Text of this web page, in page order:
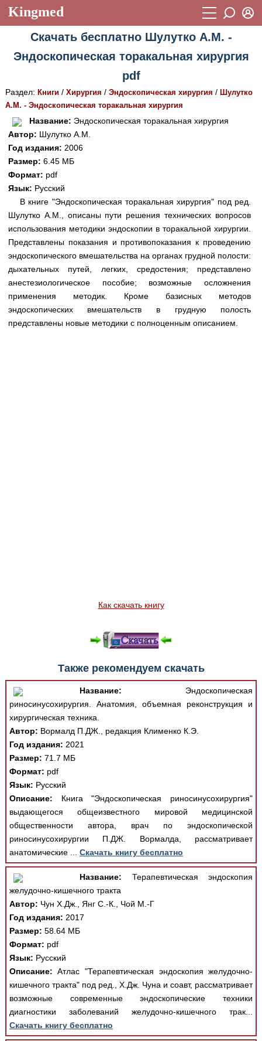
Kingmed
Учебный материал
Видеогалерея 899
Истории болезней 1268
Лекции и презентации
Аккредитационные тесты
Методические рекомендации
Научно-популярное
Статьи
Новости (244)
Медицинская стандартизация
Нормативы экстренной и неотложной помощи
Нормы лабораторных и инструментальных
исследований
Восстановить пароль
Регистрация
Скачать бесплатно Шулутко А.М. -
Эндоскопическая торакальная хирургия
pdf
Раздел: Книги/ Хирургия / Эндоскопическая хирургия / Шулутко
А.М. - Эндоскопическая торакальная хирургия
Название: Эндоскопическая торакальная хирургия
Автор: Шулутко А.М.
Год издания: 2006
Размер: 6.45 МБ
Формат: pdf
Язык: Русский
В книге "Эндоскопическая торакальная хирургия" под ред.
Шулутко А.М., описаны пути решения технических вопросов
использования методики эндоскопии в торакальной хирургии.
Представлены показания и противопоказания к проведению
эндоскопического вмешательства на органах грудной полости:
дыхательных путей, легких, средостения; представлено
анестезиологическое пособие; возможные осложнения
применения методик. Кроме базисных методов
эндоскопических вмешательств в грудную полость
представлены новые методики с полноценным описанием.
Как скачать книгу
Также рекомендуем скачать
Название: Эндоскопическая
риносинусохирургия. Анатомия, объемная реконструкция и
хирургическая техника.
Автор: Вормалд П.ДЖ., редакция Клименко К.Э.
Год издания: 2021
Размер: 71.7 МБ
Формат: pdf
Язык: Русский
Описание: Книга "Эндоскопическая риносинусохирургия"
выдающегося общеизвестного мировой медицинской
общественности автора, врач по эндоскопической
риносинусохирургии П.ДЖ. Вормалда, рассматривает
анатомические ... Скачать книгу бесплатно
Название: Терапевтическая эндоскопия
желудочно-кишечного тракта
Автор: Чун Х.Дж., Янг С.-К., Чой М.-Г
Год издания: 2017
Размер: 58.64 МБ
Формат: pdf
Язык: Русский
Описание: Атлас "Терапевтическая эндоскопия желудочно-
кишечного тракта" под ред., Х.Дж. Чуна и соавт, рассматривает
возможные современные эндоскопические техники
диагностики заболеваний желудочно-кишечного трак...
Скачать книгу бесплатно